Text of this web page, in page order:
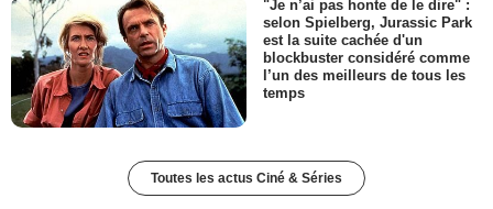
"Je n’ai pas honte de le dire" :
selon Spielberg, Jurassic Park
est la suite cachée d'un
blockbuster considéré comme
l’un des meilleurs de tous les
temps
Toutes les actus Ciné & Séries